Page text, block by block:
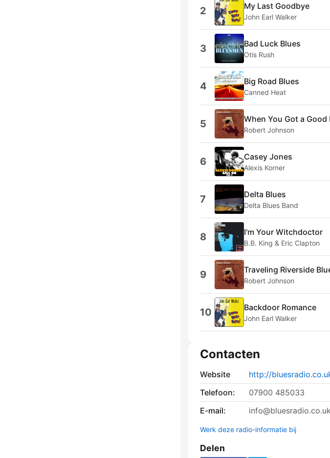
2 My Last Goodbye
John Earl Walker
3 Bad Luck Blues
Otis Rush
4 Big Road Blues
Canned Heat
5 When You Got a Good
Robert Johnson
6 Casey Jones
Alexis Korner
7 Delta Blues
Delta Blues Band
8 I'm Your Witchdoctor
B.B. King & Eric Clapton
9 Traveling Riverside
Robert Johnson
10 Backdoor Romance
John Earl Walker
Contacten
Website
http://
Telefoon:
07900 485033
E-mail:
Werk deze radio-informatie bij
Delen